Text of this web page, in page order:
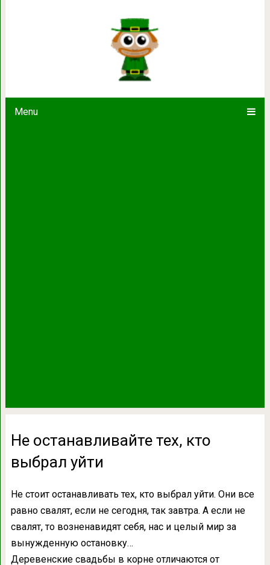
Menu
Не останавливайте
Не останавливайте тех, кто
выбрал уйти
Не стоит останавливать тех, кто выбрал уйти. Они все
равно свалят, если не сегодня, так завтра. А если не
свалят, то возненавидят себя, нас и целый мир за
вынужденную остановку…
Деревенские свадьбы в корне отличаются от